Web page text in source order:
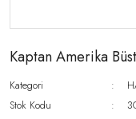
Kaptan Amerika Büst
Kategori
Stok Kodu